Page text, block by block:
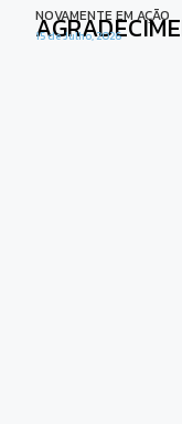
NOVAMENTE EM AÇÃO
15 de Julho, 2026